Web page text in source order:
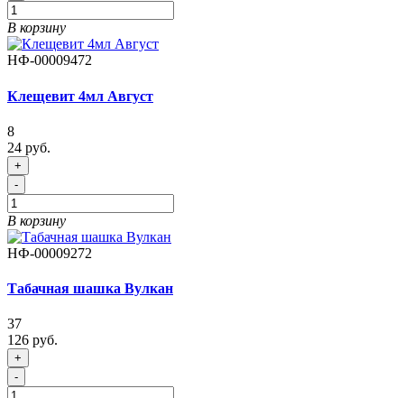
В корзину
НФ-00009472
Клещевит 4мл Август
8
24 руб.
+
-
В корзину
НФ-00009272
Табачная шашка Вулкан
37
126 руб.
+
-